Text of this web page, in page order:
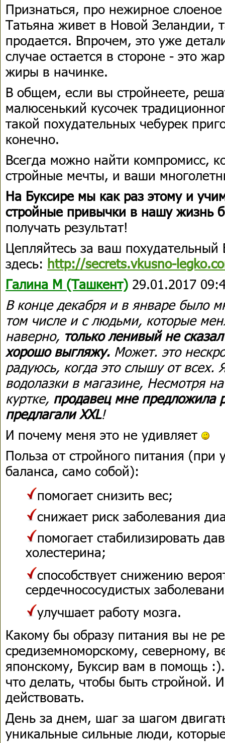
Признаться, про нежирное
Татьяна живет в Новой Зеландии,
продается. Впрочем, это уже
случае остается в стороне - это
жиры в начинке.
В общем, если вы стройнеете,
малюсенький кусочек
такой похудательных чебурек
конечно.
Всегда можно найти компромисс,
стройные мечты, и ваши
На Буксире мы как раз этому и
стройные привычки в нашу жизнь
получать результат!
Цепляйтесь за ваш похудательный
здесь: http://secrets.vkusno-
Галина М (Ташкент) 29.01.2017
В конце декабря и в январе было
том числе и с людьми, которые
наверно, только ленивый не
хорошо выгляжу. Может. это
радуюсь, когда это слышу от всех.
водолазки в магазине, Несмотря
куртке, продавец мне предложила
предлагали XXL!
И почему меня это не удивляет
Польза от стройного питания (при
баланса, само собой):
помогает снизить вес;
снижает риск заболевания
помогает стабилизировать
холестерина;
способствует снижению
сердечнососудистых
улучшает работу мозга.
Какому бы образу питания вы не
средиземноморскому, северному,
японскому, Буксир вам в помощь
что делать, чтобы быть стройной.
действовать.
День за днем, шаг за шагом
уникальные сильные люди,